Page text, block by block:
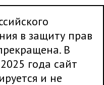
в защиту прав
В
года сайт
и не